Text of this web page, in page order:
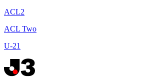
ACL2
ACL Two
U-21